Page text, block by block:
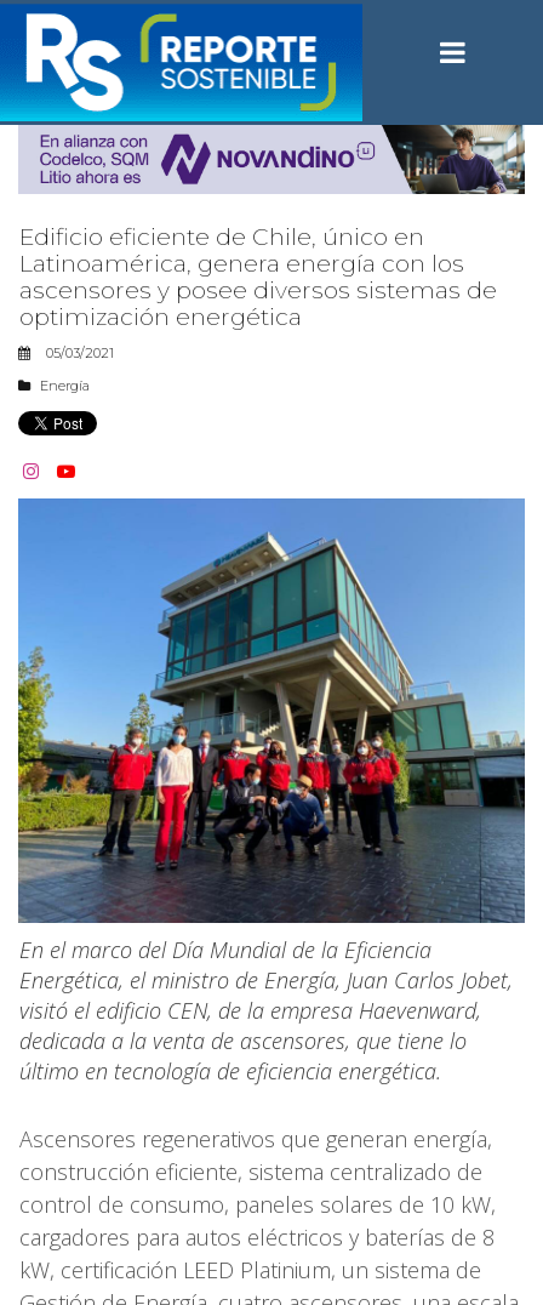
Edificio eficiente de Chile, único en
Latinoamérica, genera energía con los
ascensores y posee diversos sistemas de
optimización energética
05/03/2021
Energía
 
En el marco del Día Mundial de la Eficiencia
Energética, el ministro de Energía, Juan Carlos Jobet,
visitó el edificio CEN, de la empresa Haevenward,
dedicada a la venta de ascensores, que tiene lo
último en tecnología de eficiencia energética.
Ascensores regenerativos que generan energía,
construcción eficiente, sistema centralizado de
control de consumo, paneles solares de 10 kW,
cargadores para autos eléctricos y baterías de 8
kW, certificación LEED Platinium, un sistema de